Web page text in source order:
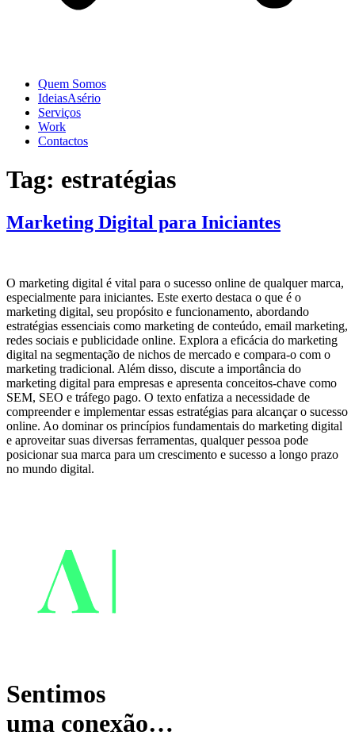
Quem Somos
IdeiasAsério
Serviços
Work
Contactos
Tag: estratégias
Marketing Digital para Iniciantes
O marketing digital é vital para o sucesso online de qualquer marca,
especialmente para iniciantes. Este exerto destaca o que é o
marketing digital, seu propósito e funcionamento, abordando
estratégias essenciais como marketing de conteúdo, email marketing,
redes sociais e publicidade online. Explora a eficácia do marketing
digital na segmentação de nichos de mercado e compara-o com o
marketing tradicional. Além disso, discute a importância do
marketing digital para empresas e apresenta conceitos-chave como
SEM, SEO e tráfego pago. O texto enfatiza a necessidade de
compreender e implementar essas estratégias para alcançar o sucesso
online. Ao dominar os princípios fundamentais do marketing digital
e aproveitar suas diversas ferramentas, qualquer pessoa pode
posicionar sua marca para um crescimento e sucesso a longo prazo
no mundo digital.
Sentimos
uma conexão…